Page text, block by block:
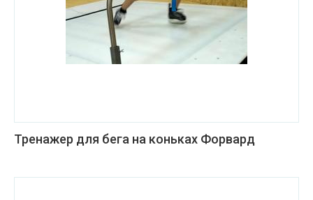
Тренажер для бега на коньках Форвард